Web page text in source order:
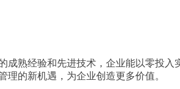
熟经验和先进技术，企业能以零投入
的新机遇，为企业创造更多价值。